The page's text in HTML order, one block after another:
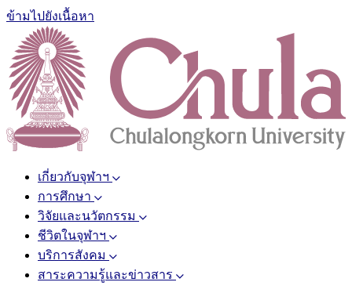
ข้ามไปยังเนื้อหา
เกี่ยวกับจุฬาฯ
การศึกษา
วิจัยและนวัตกรรม
ชีวิตในจุฬาฯ
บริการสังคม
สาระความรู้และข่าวสาร